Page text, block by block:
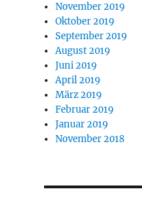
November 2019
Oktober 2019
September 2019
August 2019
Juni 2019
April 2019
März 2019
Februar 2019
Januar 2019
November 2018